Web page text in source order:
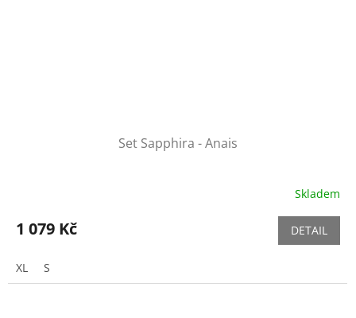
Set Sapphira - Anais
Skladem
1 079 Kč DETAIL
XL S